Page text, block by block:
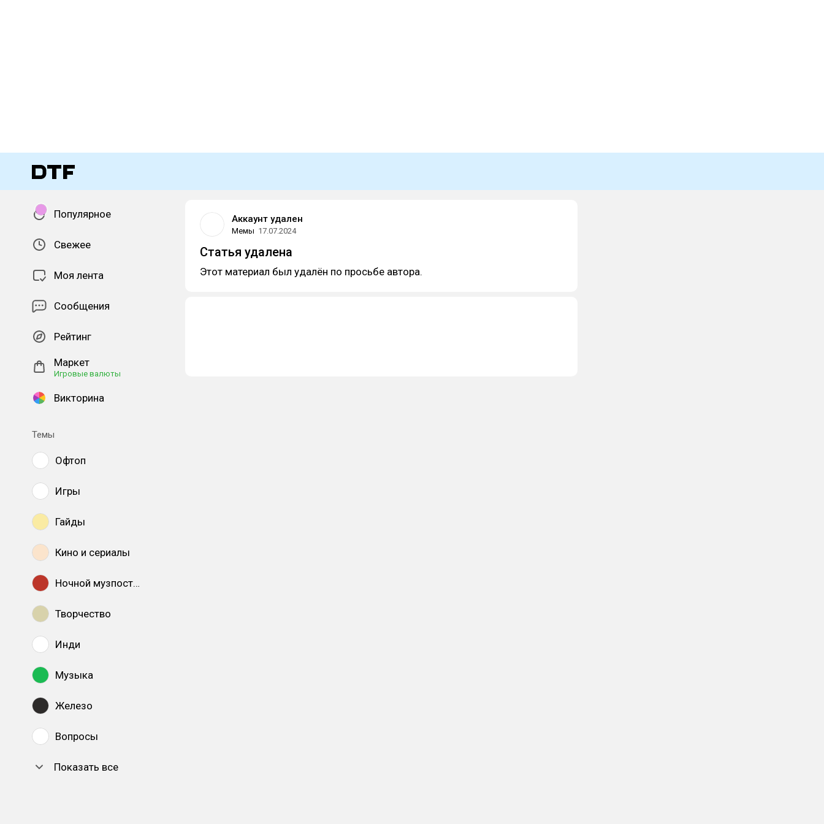
Популярное
Свежее
Моя лента
Сообщения
Рейтинг
Маркет
Игровые валюты
Викторина
Темы
Офтоп
Игры
Гайды
Кино и сериалы
Ночной музпостинг
Творчество
Инди
Музыка
Железо
Вопросы
Показать все
Аккаунт удален
Мемы 17.07.2024
Статья удалена
Этот материал был удалён по просьбе автора.